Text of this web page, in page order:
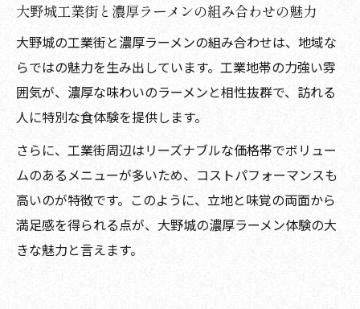
工業地と共鳴する大野城ラーメンの楽しみ
方
大野城工業地で体験する濃厚ラーメンの余
韻
工業地の空気と大野城ラーメンの奥深さを
堪能
大野城ラーメン工業地で過ごす特別なひと
とき
大野城工業街と濃厚ラーメンの組み合わせの魅力
大野城の工業街と濃厚ラーメンの組み合わせは、地域な
らではの魅力を生み出しています。工業地帯の力強い雰
囲気が、濃厚な味わいのラーメンと相性抜群で、訪れる
人に特別な食体験を提供します。
さらに、工業街周辺はリーズナブルな価格帯でボリュー
ムのあるメニューが多いため、コストパフォーマンスも
高いのが特徴です。このように、立地と味覚の両面から
満足感を得られる点が、大野城の濃厚ラーメン体験の大
きな魅力と言えます。